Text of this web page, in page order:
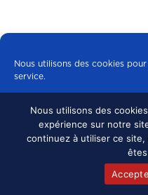
Nous utilisons des cookies
service.
Tous
Politique de
Nous utilisons des
expérience sur notre
continuez à utiliser ce